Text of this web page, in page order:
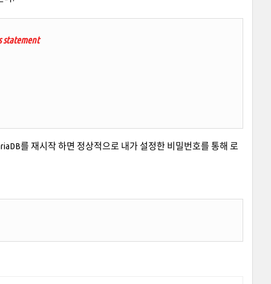
statement
를 재시작 하면 정상적으로 내가 설정한 비밀번호를 통해 로